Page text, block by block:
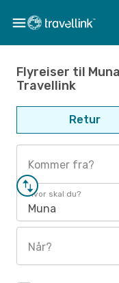
Flyreiser til
Travellink
Retur
Kommer fra?
Hvor skal du?
Muna
Når?